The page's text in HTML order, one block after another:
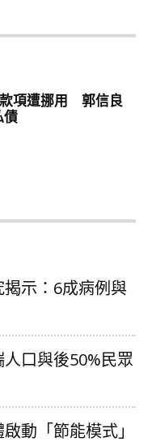
示：6成病例與
口與後50%民眾
動「節能模式」